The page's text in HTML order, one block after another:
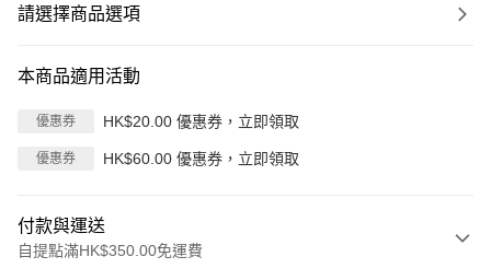
請選擇商品選項
本商品適用活動
優惠券 HK$20.00 優惠券，立即領取
優惠券 HK$60.00 優惠券，立即領取
付款與運送
自提點滿HK$350.00免運費